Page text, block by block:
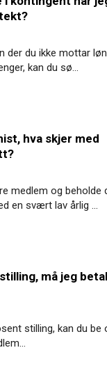
der du ikke mottar
kan du sø...
hva skjer med
medlem og beholde
en svært lav årlig ...
må jeg
stilling, kan du be